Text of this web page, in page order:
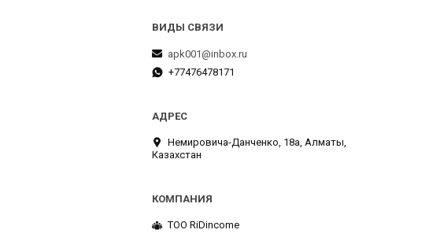
apk001@inbox.ru
+77476478171
Немировича-Данченко, 18а, Алматы,
Казахстан
ТОО RiDincome